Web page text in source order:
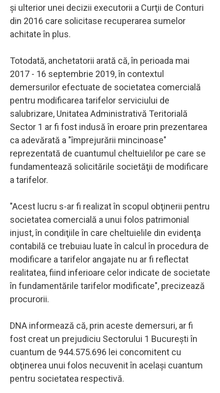
şi ulterior unei decizii executorii a Curţii de Conturi
din 2016 care solicitase recuperarea sumelor
achitate în plus.
Totodată, anchetatorii arată că, în perioada mai
2017 - 16 septembrie 2019, în contextul
demersurilor efectuate de societatea comercială
pentru modificarea tarifelor serviciului de
salubrizare, Unitatea Administrativă Teritorială
Sector 1 ar fi fost indusă în eroare prin prezentarea
ca adevărată a "împrejurării mincinoase"
reprezentată de cuantumul cheltuielilor pe care se
fundamentează solicitările societăţii de modificare
a tarifelor.
"Acest lucru s-ar fi realizat în scopul obţinerii pentru
societatea comercială a unui folos patrimonial
injust, în condiţiile în care cheltuielile din evidenţa
contabilă ce trebuiau luate în calcul în procedura de
modificare a tarifelor angajate nu ar fi reflectat
realitatea, fiind inferioare celor indicate de societate
în fundamentările tarifelor modificate", precizează
procurorii.
DNA informează că, prin aceste demersuri, ar fi
fost creat un prejudiciu Sectorului 1 Bucureşti în
cuantum de 944.575.696 lei concomitent cu
obţinerea unui folos necuvenit în acelaşi cuantum
pentru societatea respectivă.